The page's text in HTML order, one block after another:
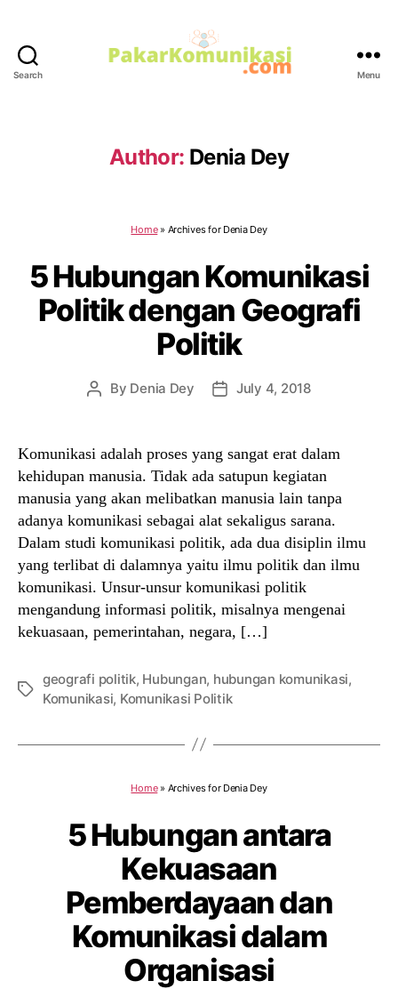
Search Menu
Author: Denia Dey
Home» Archives for Denia Dey
5 Hubungan Komunikasi
Politik dengan Geografi
Politik
Post
By Denia Dey
PostJuly 4, 2018
Komunikasi adalah proses yang sangat erat dalam
kehidupan manusia. Tidak ada satupun kegiatan
manusia yang akan melibatkan manusia lain tanpa
adanya komunikasi sebagai alat sekaligus sarana.
Dalam studi komunikasi politik, ada dua disiplin ilmu
yang terlibat di dalamnya yaitu ilmu politik dan ilmu
komunikasi. Unsur-unsur komunikasi politik
mengandung informasi politik, misalnya mengenai
kekuasaan, pemerintahan, negara, […]
Tags
geografi politik, Hubungan, hubungan komunikasi,
Komunikasi, Komunikasi Politik
Home» Archives for Denia Dey
5 Hubungan antara
Kekuasaan
Pemberdayaan dan
Komunikasi dalam
Organisasi